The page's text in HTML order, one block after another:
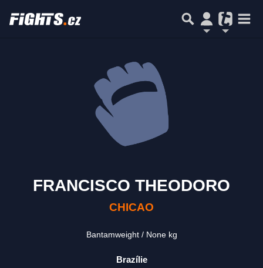
FRANCISCO THEODORO
CHICAO
Bantamweight None kg
Brazílie